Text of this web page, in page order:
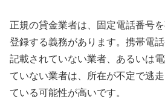
正規の貸金業者は、固定電話番号
登録する義務があります。携帯電
記載されていない業者、あるいは
ていない業者は、所在が不定で逃
ている可能性が高いです。